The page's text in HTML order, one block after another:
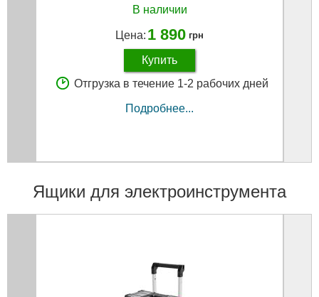
В наличии
Цена: 1 890 грн
Купить
Отгрузка в течение 1-2 рабочих дней
Подробнее...
Ящики для электроинструмента